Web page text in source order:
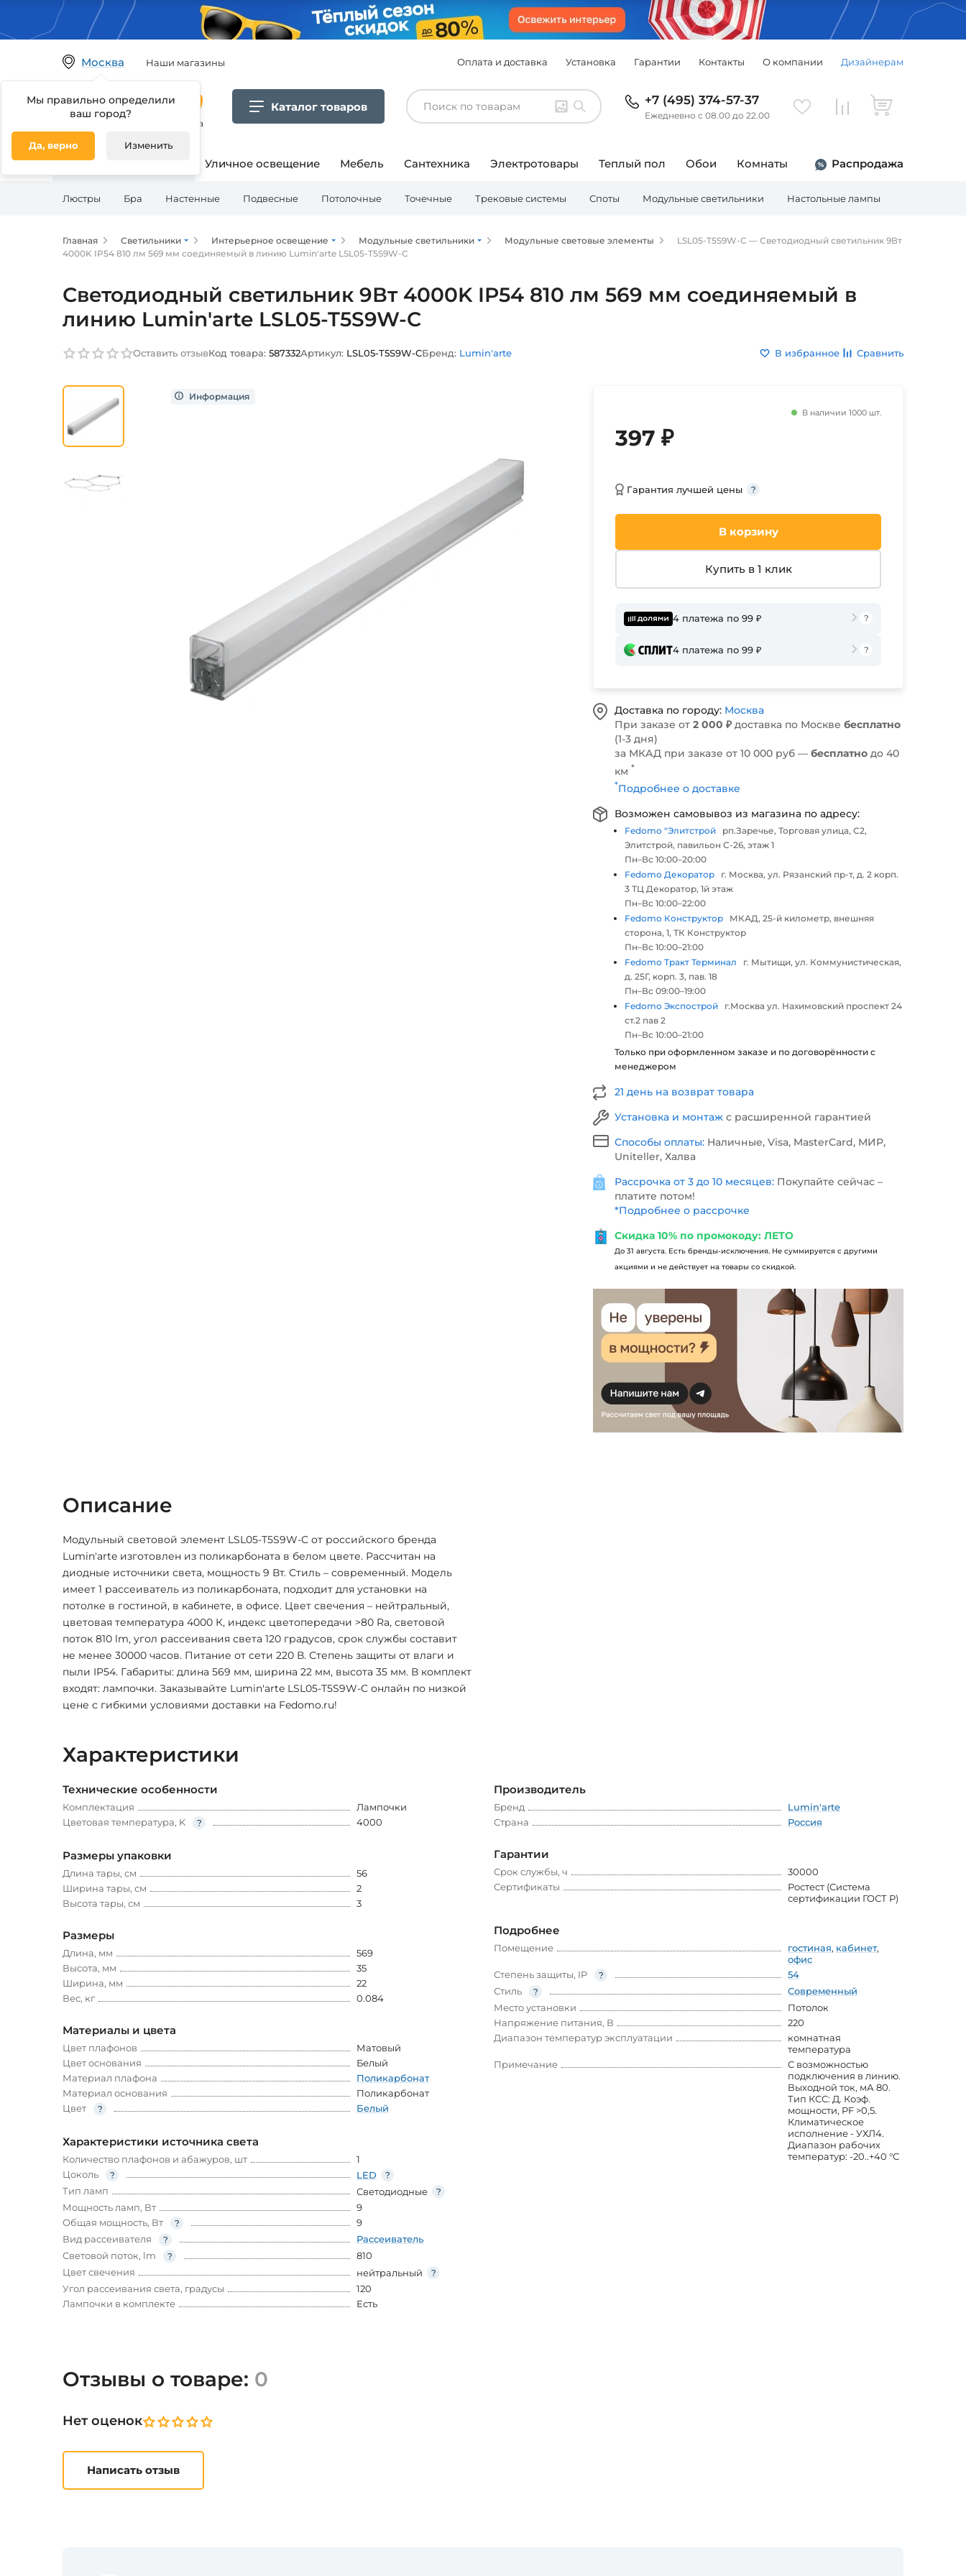
Москва
Мы правильно определили
ваш город?
Да, верно Изменить
Наши магазины Оплата и доставка Установка Гарантии Контакты О компании Дизайнерам
Гипермаркет товаров для дома
Каталог товаров +7 (495) 374-57-37
Ежедневно с 08.00 до 22.00
Освещение для дома Уличное освещение Мебель Сантехника Электротовары Теплый пол Обои Комнаты Распродажа
Люстры Бра Настенные Подвесные Потолочные Точечные Трековые системы Споты Модульные светильники Настольные лампы
Главная Светильники Интерьерное освещение Модульные светильники Модульные световые элементы
LSL05-T5S9W-C — Светодиодный светильник 9Вт
4000K IP54 810 лм 569 мм соединяемый в линию Lumin'arte LSL05-T5S9W-C
Светодиодный светильник 9Вт 4000K IP54 810 лм 569 мм соединяемый в
линию Lumin'arte LSL05-T5S9W-C
Оставить отзывКод товара: 587332Артикул: LSL05-T5S9W-CБренд: Lumin'arte В избранное Сравнить
В наличии 1000 шт.
397 ₽
Гарантия лучшей цены
В корзину
Купить в 1 клик
4 платежа по 99 ₽
4 платежа по 99 ₽
Доставка по городу: Москва
При заказе от 2 000 ₽ доставка по Москве бесплатно
(1-3 дня)
за МКАД при заказе от 10 000 руб — бесплатно до 40
км *
*Подробнее о доставке
Возможен самовывоз из магазина по адресу:
Fedomo "Элитстрой
рп.Заречье, Торговая улица, С2,
Элитстрой, павильон С-26, этаж 1
Пн–Вс 10:00–20:00
Fedomo Декоратор
г. Москва, ул. Рязанский пр-т, д. 2 корп.
3 ТЦ Декоратор, 1й этаж
Пн–Вс 10:00–22:00
Fedomo Конструктор
МКАД, 25-й километр, внешняя
сторона, 1, ТК Конструктор
Пн–Вс 10:00–21:00
Fedomo Тракт Терминал
г. Мытищи, ул. Коммунистическая,
д. 25Г, корп. 3, пав. 18
Пн–Вс 09:00–19:00
Fedomo Экспострой
г.Москва ул. Нахимовский проспект 24
ст.2 пав 2
Пн–Вс 10:00–21:00
Только при оформленном заказе и по договорённости с
менеджером
21 день на возврат товара
Установка и монтаж с расширенной гарантией
Способы оплаты: Наличные, Visa, MasterCard, МИР,
Uniteller, Халва
Рассрочка от 3 до 10 месяцев: Покупайте сейчас –
платите потом!
*Подробнее о рассрочке
Скидка 10% по промокоду: ЛЕТО
До 31 августа. Есть бренды-исключения. Не суммируется с другими
акциями и не действует на товары со скидкой.
Описание
Модульный световой элемент LSL05-T5S9W-C от российского бренда
Lumin'arte изготовлен из поликарбоната в белом цвете. Рассчитан на
диодные источники света, мощность 9 Вт. Стиль – современный. Модель
имеет 1 рассеиватель из поликарбоната, подходит для установки на
потолке в гостиной, в кабинете, в офисе. Цвет свечения – нейтральный,
цветовая температура 4000 К, индекс цветопередачи >80 Ra, световой
поток 810 lm, угол рассеивания света 120 градусов, срок службы составит
не менее 30000 часов. Питание от сети 220 В. Степень защиты от влаги и
пыли IP54. Габариты: длина 569 мм, ширина 22 мм, высота 35 мм. В комплект
входят: лампочки. Заказывайте Lumin'arte LSL05-T5S9W-C онлайн по низкой
цене с гибкими условиями доставки на Fedomo.ru!
Характеристики
Технические особенности
Комплектация
Лампочки
Цветовая температура, K
4000
Размеры упаковки
Длина тары, см
56
Ширина тары, см
2
Высота тары, см
3
Размеры
Длина, мм
569
Высота, мм
35
Ширина, мм
22
Вес, кг
0.084
Материалы и цвета
Цвет плафонов
Матовый
Цвет основания
Белый
Материал плафона
Поликарбонат
Материал основания
Поликарбонат
Цвет
Белый
Характеристики источника света
Количество плафонов и абажуров, шт
1
Цоколь
LED
Тип ламп
Светодиодные
Мощность ламп, Вт
9
Общая мощность, Вт
9
Вид рассеивателя
Рассеиватель
Световой поток, lm
810
Цвет свечения
нейтральный
Угол рассеивания света, градусы
120
Лампочки в комплекте
Есть
Производитель
Бренд
Lumin'arte
Страна
Россия
Гарантии
Срок службы, ч
30000
Сертификаты
Ростест (Система
сертификации ГОСТ Р)
Подробнее
Помещение гостиная, кабинет,
офис
Степень защиты, IP
54
Стиль
Современный
Место установки
Потолок
Напряжение питания, В
220
Диапазон температур эксплуатации
комнатная
температура
Примечание
С возможностью
подключения в линию.
Выходной ток, мА 80.
Тип КСС: Д. Коэф.
мощности, PF >0,5.
Климатическое
исполнение - УХЛ4.
Диапазон рабочих
температур: -20..+40 °С
Отзывы о товаре: 0
Нет оценок
Написать отзыв